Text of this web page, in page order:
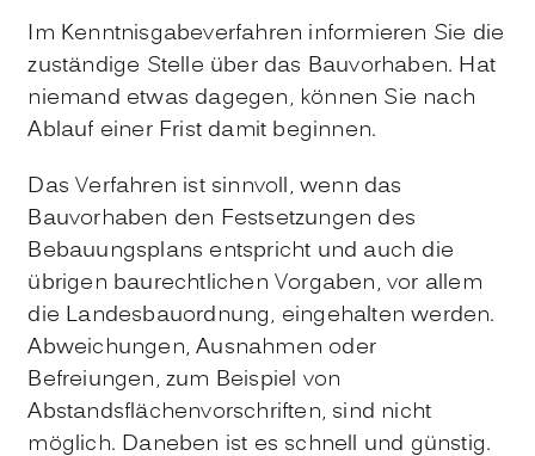
Im Kenntnisgabeverfahren informieren Sie die
zuständige Stelle über das Bauvorhaben. Hat
niemand etwas dagegen, können Sie nach
Ablauf einer Frist damit beginnen.
Das Verfahren ist sinnvoll, wenn das
Bauvorhaben den Festsetzungen des
Bebauungsplans entspricht und auch die
übrigen baurechtlichen Vorgaben, vor allem
die Landesbauordnung, eingehalten werden.
Abweichungen, Ausnahmen oder
Befreiungen, zum Beispiel von
Abstandsflächenvorschriften, sind nicht
möglich. Daneben ist es schnell und günstig.